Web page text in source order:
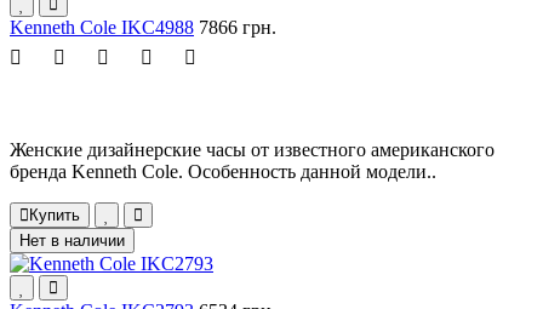
Kenneth Cole IKC4988 7866 грн.
Женские дизайнерские часы от известного американского
бренда Kenneth Cole. Особенность данной модели..
Купить
Нет в наличии